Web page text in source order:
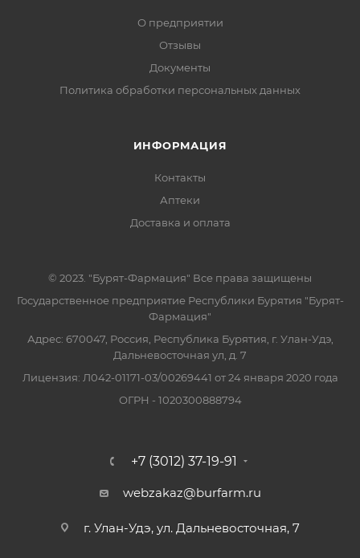
О предприятии
Отзывы
Документы
Политика обработки персональных данных
ИНФОРМАЦИЯ
Контакты
Аптеки
Доставка и оплата
© 2023. "Бурят-Фармация" Все права защищены
Государственное предприятие Республики Бурятия "Бурят-
Фармация"
Адрес: 670047, Россия, Республика Бурятия, г. Улан-Удэ,
Дальневосточная ул, д. 7
Лицензия: Л042-01171-03/00269441 от 24 января 2020 года
ОГРН - 1020300888794
+7 (3012) 37-19-91
webzakaz@burfarm.ru
г. Улан-Удэ, ул. Дальневосточная, 7